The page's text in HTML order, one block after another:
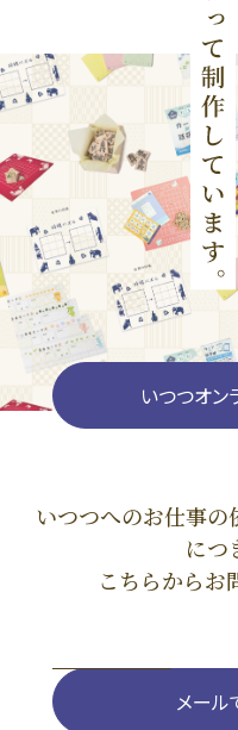
いつつオン
いつつへのお仕事の
につ
こちらからお
メー